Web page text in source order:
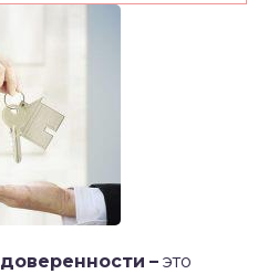
доверенности – это